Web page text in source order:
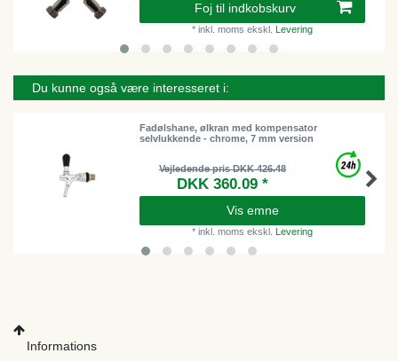
Foj til indkobskurv
* inkl. moms ekskl. Levering
Du kunne også være interesseret i:
Fadølshane, ølkran med kompensator
selvlukkende - chrome, 7 mm version
Vejledende pris DKK 426.48
DKK 360.09 *
Vis emne
* inkl. moms ekskl. Levering
Informations